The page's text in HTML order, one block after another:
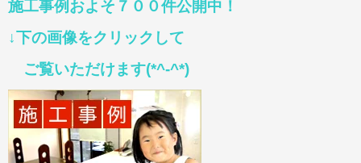
施工事例およそ７００件公開中！
↓下の画像をクリックして
ご覧いただけます(*^-^*)